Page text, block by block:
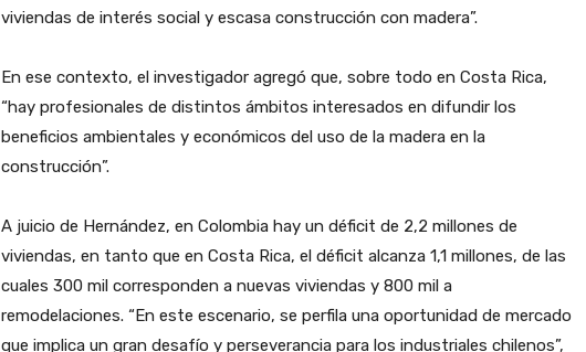
viviendas de interés social y escasa construcción con madera”.
En ese contexto, el investigador agregó que, sobre todo en Costa Rica,
“hay profesionales de distintos ámbitos interesados en difundir los
beneficios ambientales y económicos del uso de la madera en la
construcción”.
A juicio de Hernández, en Colombia hay un déficit de 2,2 millones de
viviendas, en tanto que en Costa Rica, el déficit alcanza 1,1 millones, de las
cuales 300 mil corresponden a nuevas viviendas y 800 mil a
remodelaciones. “En este escenario, se perfila una oportunidad de mercado
que implica un gran desafío y perseverancia para los industriales chilenos”,